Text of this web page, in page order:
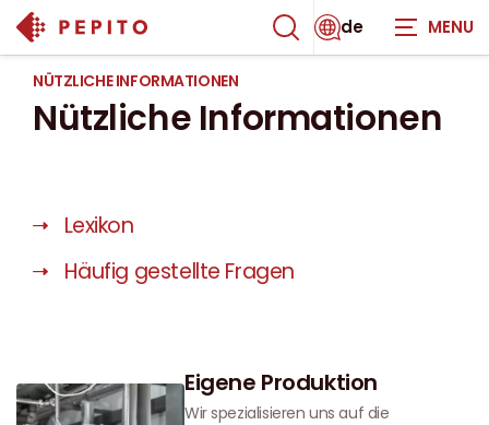
de
NÜTZLICHE INFORMATIONEN
Nützliche Informationen
Lexikon
Häufig gestellte Fragen
Eigene Produktion
Wir spezialisieren uns auf die